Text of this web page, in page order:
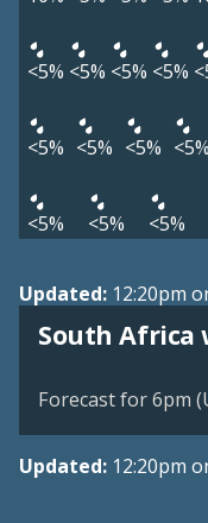
<5% <5% <5% <5%
<5% <5% <5% <5%
<5% <5% <5%
Updated: 12:20pm
South Africa
Forecast for 6pm
Updated: 12:20pm